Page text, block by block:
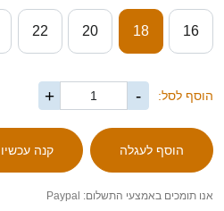
16
18
20
22
הוסף לסל: -
+
אנו תומכים באמצעי התשלום: Paypal